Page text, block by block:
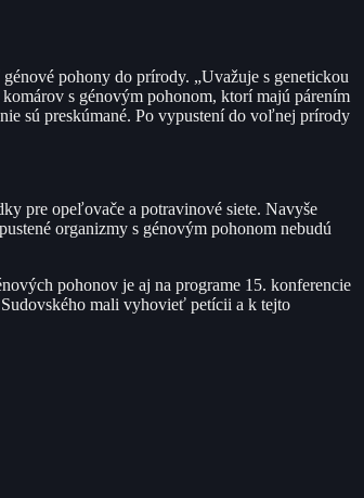
pohony do prírody. „Uvažuje s genetickou
s génovým pohonom, ktorí majú párením
sú preskúmané. Po vypustení do voľnej prírody
pre opeľovače a potravinové siete. Navyše
organizmy s génovým pohonom nebudú
pohonov je aj na programe 15. konferencie
mali vyhovieť petícii a k tejto